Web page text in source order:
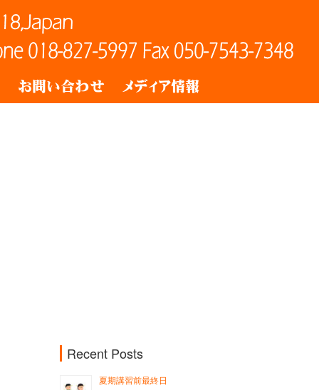
お問い合わせ メディア情報
Recent Posts
夏期講習前最終日